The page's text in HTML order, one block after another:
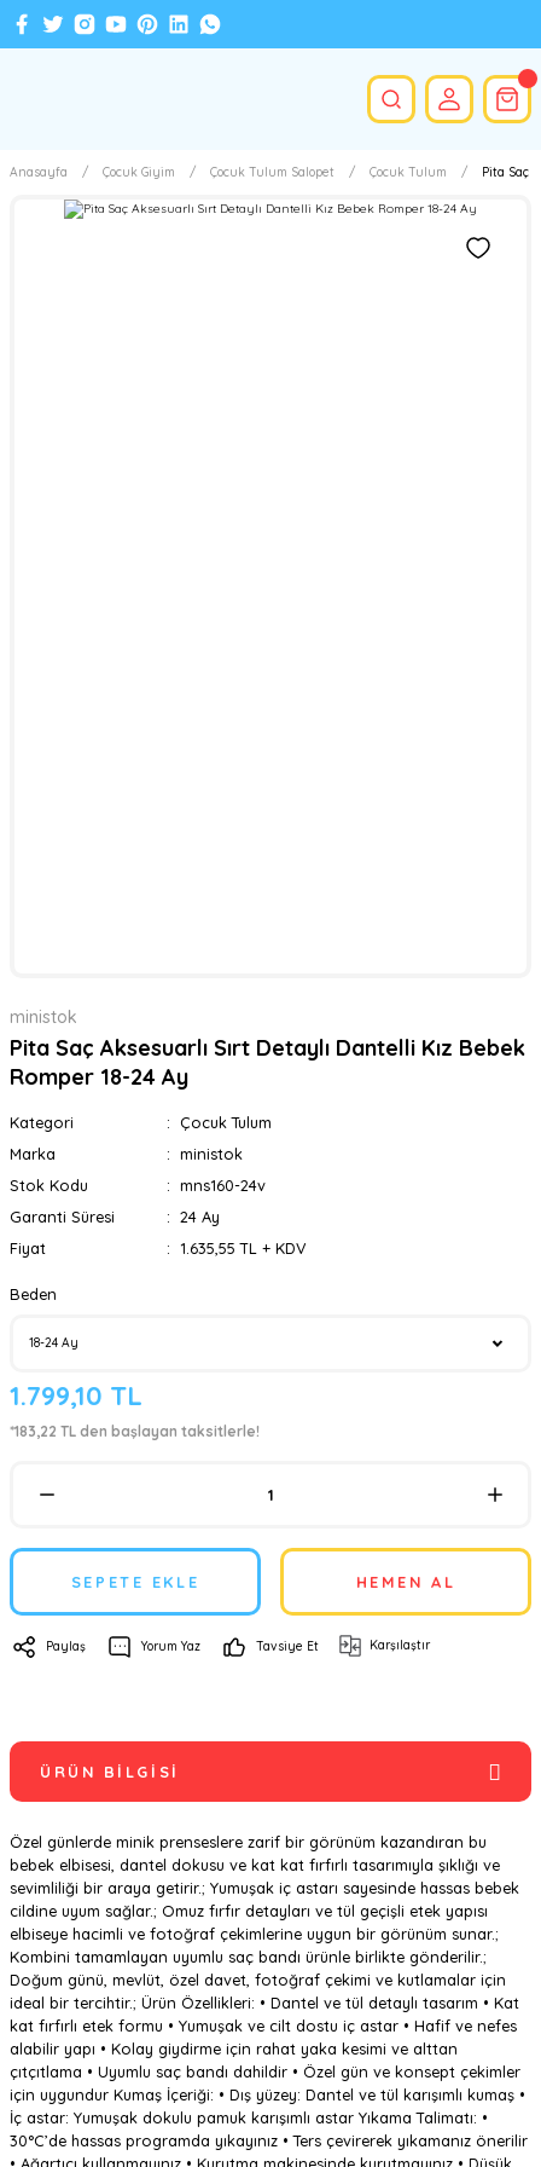
Anasayfa Çocuk Giyim Çocuk Tulum Salopet Çocuk Tulum Pita Saç
ministok
Pita Saç Aksesuarlı Sırt Detaylı Dantelli Kız Bebek
Romper 18-24 Ay
Kategori
Çocuk Tulum
Marka
ministok
Stok Kodu
mns160-24v
Garanti Süresi
24 Ay
Fiyat
1.635,55 TL + KDV
Beden
1.799,10 TL
*183,22 TL den başlayan taksitlerle!
SEPETE EKLE HEMEN AL
Paylaş Yorum Yaz Tavsiye Et Karşılaştır
ÜRÜN BILGISI
Özel günlerde minik prenseslere zarif bir görünüm kazandıran bu
bebek elbisesi, dantel dokusu ve kat kat fırfırlı tasarımıyla şıklığı ve
sevimliliği bir araya getirir.; Yumuşak iç astarı sayesinde hassas bebek
cildine uyum sağlar.; Omuz fırfır detayları ve tül geçişli etek yapısı
elbiseye hacimli ve fotoğraf çekimlerine uygun bir görünüm sunar.;
Kombini tamamlayan uyumlu saç bandı ürünle birlikte gönderilir.;
Doğum günü, mevlüt, özel davet, fotoğraf çekimi ve kutlamalar için
ideal bir tercihtir.; Ürün Özellikleri: • Dantel ve tül detaylı tasarım • Kat
kat fırfırlı etek formu • Yumuşak ve cilt dostu iç astar • Hafif ve nefes
alabilir yapı • Kolay giydirme için rahat yaka kesimi ve alttan
çıtçıtlama • Uyumlu saç bandı dahildir • Özel gün ve konsept çekimler
için uygundur Kumaş İçeriği: • Dış yüzey: Dantel ve tül karışımlı kumaş •
İç astar: Yumuşak dokulu pamuk karışımlı astar Yıkama Talimatı: •
30°C’de hassas programda yıkayınız • Ters çevirerek yıkamanız önerilir